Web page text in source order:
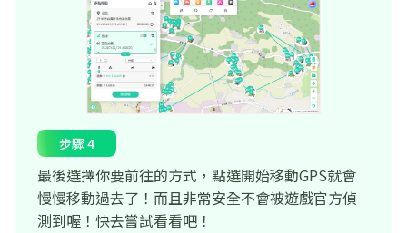
步驟 4
最後選擇你要前往的方式，點選開始移動GPS就會
慢慢移動過去了！而且非常安全不會被遊戲官方偵
測到喔！快去嘗試看看吧！